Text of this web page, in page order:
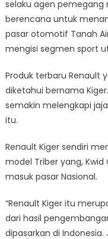
selaku agen pemegang
berencana untuk
pasar otomotif Tanah
mengisi segmen sport
Produk terbaru Renault
diketahui bernama
semakin melengkapi
itu.
Renault Kiger sendiri
model Triber yang,
masuk pasar Nasional.
“Renault Kiger itu
dari hasil
dipasarkan di